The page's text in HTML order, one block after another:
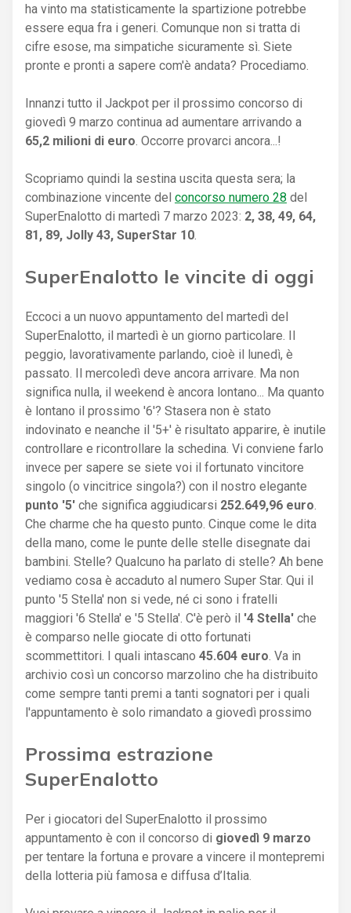
ha vinto ma statisticamente la spartizione potrebbe
essere equa fra i generi. Comunque non si tratta di
cifre esose, ma simpatiche sicuramente sì. Siete
pronte e pronti a sapere com'è andata? Procediamo.
Innanzi tutto il Jackpot per il prossimo concorso di
giovedì 9 marzo continua ad aumentare arrivando a
65,2 milioni di euro . Occorre provarci ancora...!
Scopriamo quindi la sestina uscita questa sera; la
combinazione vincente del concorso numero 28 del
SuperEnalotto di martedì 7 marzo 2023: 2, 38, 49, 64,
81, 89, Jolly 43, SuperStar 10
SuperEnalotto le vincite di oggi
Eccoci a un nuovo appuntamento del martedì del
SuperEnalotto, il martedì è un giorno particolare. Il
peggio, lavorativamente parlando, cioè il lunedì, è
passato. Il mercoledì deve ancora arrivare. Ma non
significa nulla, il weekend è ancora lontano... Ma quanto
è lontano il prossimo '6'? Stasera non è stato
indovinato e neanche il '5+' è risultato apparire, è inutile
controllare e ricontrollare la schedina. Vi conviene farlo
invece per sapere se siete voi il fortunato vincitore
singolo (o vincitrice singola?) con il nostro elegante
punto '5' che significa aggiudicarsi 252.649,96 euro
Che charme che ha questo punto. Cinque come le dita
della mano, come le punte delle stelle disegnate dai
bambini. Stelle? Qualcuno ha parlato di stelle? Ah bene
vediamo cosa è accaduto al numero Super Star. Qui il
punto '5 Stella' non si vede, né ci sono i fratelli
maggiori '6 Stella' e '5 Stella'. C'è però il '4 Stella' che
è comparso nelle giocate di otto fortunati
scommettitori. I quali intascano 45.604 euro . Va in
archivio così un concorso marzolino che ha distribuito
come sempre tanti premi a tanti sognatori per i quali
l'appuntamento è solo rimandato a giovedì prossimo
Prossima estrazione
SuperEnalotto
Per i giocatori del SuperEnalotto il prossimo
appuntamento è con il concorso di giovedì 9 marzo
per tentare la fortuna e provare a vincere il montepremi
della lotteria più famosa e diffusa d’Italia.